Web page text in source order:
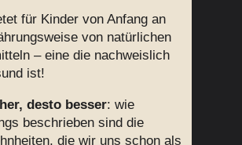
für Kinder von Anfang an
von natürlichen
– eine die nachweislich
ist!
desto besser: wie
beschrieben sind die
die wir uns schon als